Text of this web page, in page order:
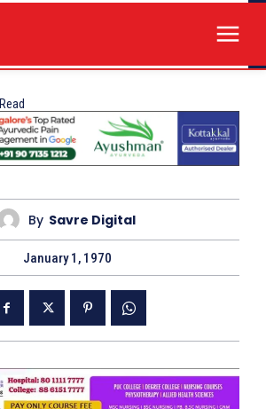
Read
By Savre Digital
January 1, 1970